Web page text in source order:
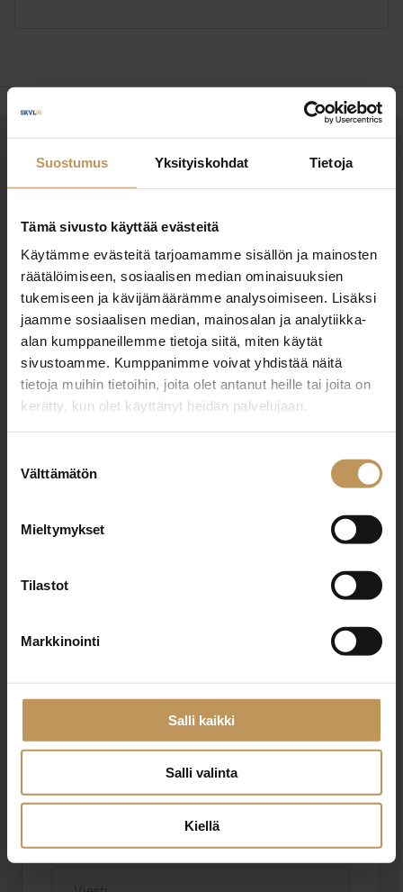
Suostumus Yksityiskohdat Tietoja
Tämä sivusto käyttää evästeitä
Käytämme evästeitä tarjoamamme sisällön ja mainosten
räätälöimiseen, sosiaalisen median ominaisuuksien
tukemiseen ja kävijämäärämme analysoimiseen. Lisäksi
jaamme sosiaalisen median, mainosalan ja analytiikka-
alan kumppaneillemme tietoja siitä, miten käytät
sivustoamme. Kumppanimme voivat yhdistää näitä
tietoja muihin tietoihin, joita olet antanut heille tai joita on
kerätty, kun olet käyttänyt heidän palvelujaan.
valinta
Välttämätön
Mieltymykset
Tilastot
Markkinointi
Salli kaikki
Salli valinta
Kiellä
OTA YHTEYTTÄ
Miten voin auttaa
asuntoasioissa?
Jätä yhteystietosi, niin otan yhteyttä
Pirjo Pörhö-Liikamaa
+358405703335
pirjo@westhouse.fi
Aihe
Viesti